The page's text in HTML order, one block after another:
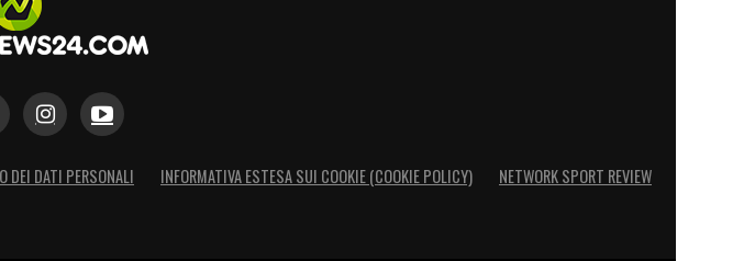
DEI DATI PERSONALI INFORMATIVA ESTESA SUI COOKIE (COOKIE POLICY) NETWORK SPORT REVIEW